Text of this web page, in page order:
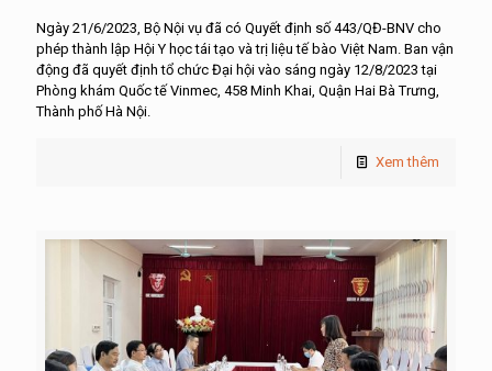
Ngày 21/6/2023, Bộ Nội vụ đã có Quyết định số 443/QĐ-BNV cho
phép thành lập Hội Y học tái tạo và trị liệu tế bào Việt Nam. Ban vận
động đã quyết định tổ chức Đại hội vào sáng ngày 12/8/2023 tại
Phòng khám Quốc tế Vinmec, 458 Minh Khai, Quận Hai Bà Trưng,
Thành phố Hà Nội.
Xem thêm